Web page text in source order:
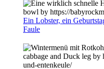
Ein Lobster, ein
Faule